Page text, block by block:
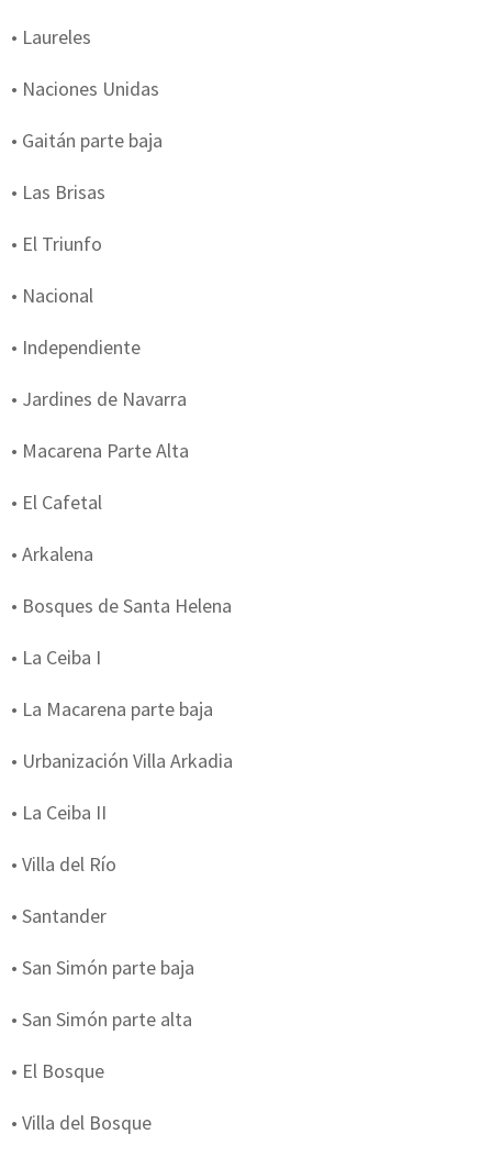
• Laureles
• Naciones Unidas
• Gaitán parte baja
• Las Brisas
• El Triunfo
• Nacional
• Independiente
• Jardines de Navarra
• Macarena Parte Alta
• El Cafetal
• Arkalena
• Bosques de Santa Helena
• La Ceiba I
• La Macarena parte baja
• Urbanización Villa Arkadia
• La Ceiba II
• Villa del Río
• Santander
• San Simón parte baja
• San Simón parte alta
• El Bosque
• Villa del Bosque